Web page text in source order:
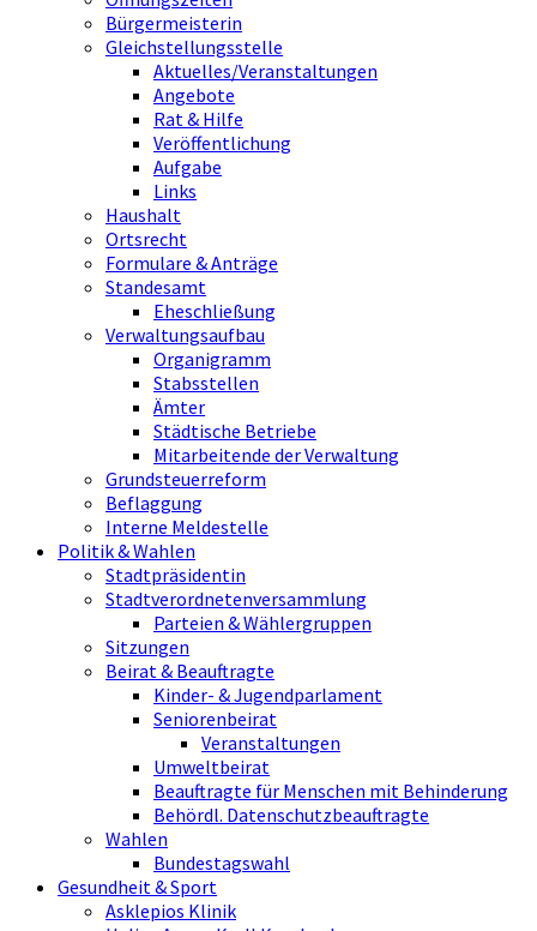
Bürgermeisterin
Gleichstellungsstelle
Aktuelles/Veranstaltungen
Angebote
Rat & Hilfe
Veröffentlichung
Aufgabe
Links
Haushalt
Ortsrecht
Formulare & Anträge
Standesamt
Eheschließung
Verwaltungsaufbau
Organigramm
Stabsstellen
Ämter
Städtische Betriebe
Mitarbeitende der Verwaltung
Grundsteuerreform
Beflaggung
Interne Meldestelle
Politik & Wahlen
Stadtpräsidentin
Stadtverordnetenversammlung
Parteien & Wählergruppen
Sitzungen
Beirat & Beauftragte
Kinder- & Jugendparlament
Seniorenbeirat
Veranstaltungen
Umweltbeirat
Beauftragte für Menschen mit Behinderung
Behördl. Datenschutzbeauftragte
Wahlen
Bundestagswahl
Gesundheit & Sport
Asklepios Klinik